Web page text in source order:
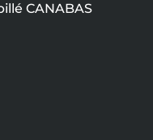
CANABAS